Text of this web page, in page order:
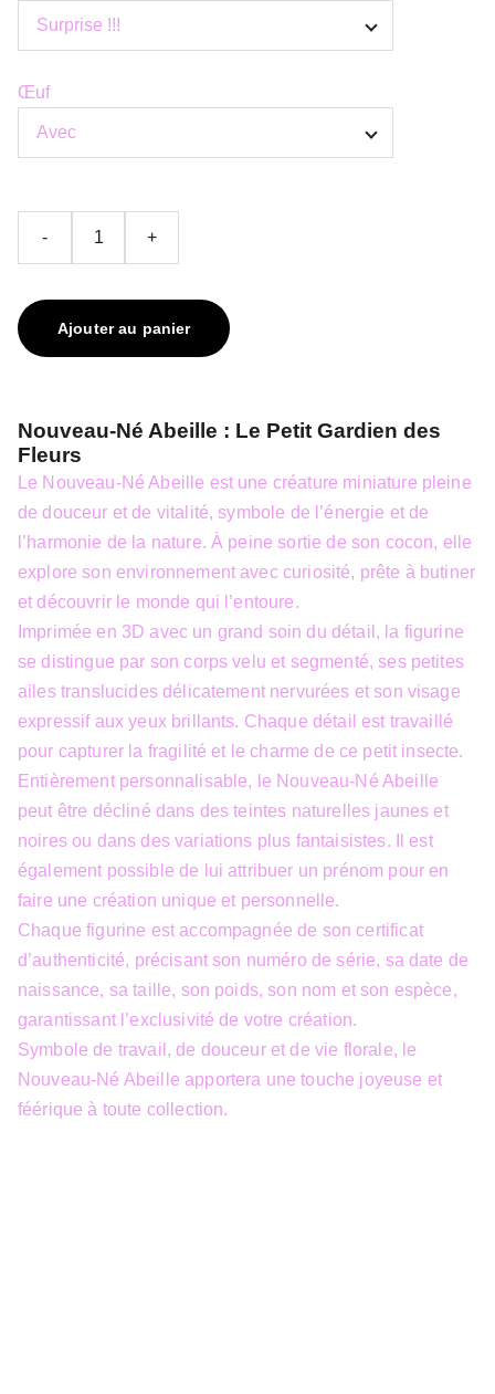
Œuf
- +
Ajouter au panier
Nouveau-Né Abeille : Le Petit Gardien des
Fleurs
Le Nouveau-Né Abeille est une créature miniature pleine
de douceur et de vitalité, symbole de l’énergie et de
l’harmonie de la nature. À peine sortie de son cocon, elle
explore son environnement avec curiosité, prête à butiner
et découvrir le monde qui l’entoure.
Imprimée en 3D avec un grand soin du détail, la figurine
se distingue par son corps velu et segmenté, ses petites
ailes translucides délicatement nervurées et son visage
expressif aux yeux brillants. Chaque détail est travaillé
pour capturer la fragilité et le charme de ce petit insecte.
Entièrement personnalisable, le Nouveau-Né Abeille
peut être décliné dans des teintes naturelles jaunes et
noires ou dans des variations plus fantaisistes. Il est
également possible de lui attribuer un prénom pour en
faire une création unique et personnelle.
Chaque figurine est accompagnée de son certificat
d’authenticité, précisant son numéro de série, sa date de
naissance, sa taille, son poids, son nom et son espèce,
garantissant l’exclusivité de votre création.
Symbole de travail, de douceur et de vie florale, le
Nouveau-Né Abeille apportera une touche joyeuse et
féérique à toute collection.